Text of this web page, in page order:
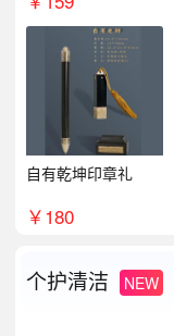
自有乾坤印章礼
￥180
个护清洁 NEW